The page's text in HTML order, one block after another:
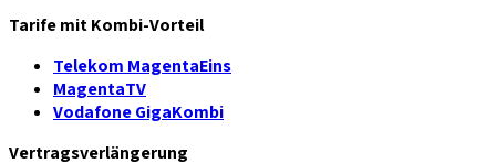
Tarife mit Kombi-Vorteil
Telekom MagentaEins
MagentaTV
Vodafone GigaKombi
Vertragsverlängerung